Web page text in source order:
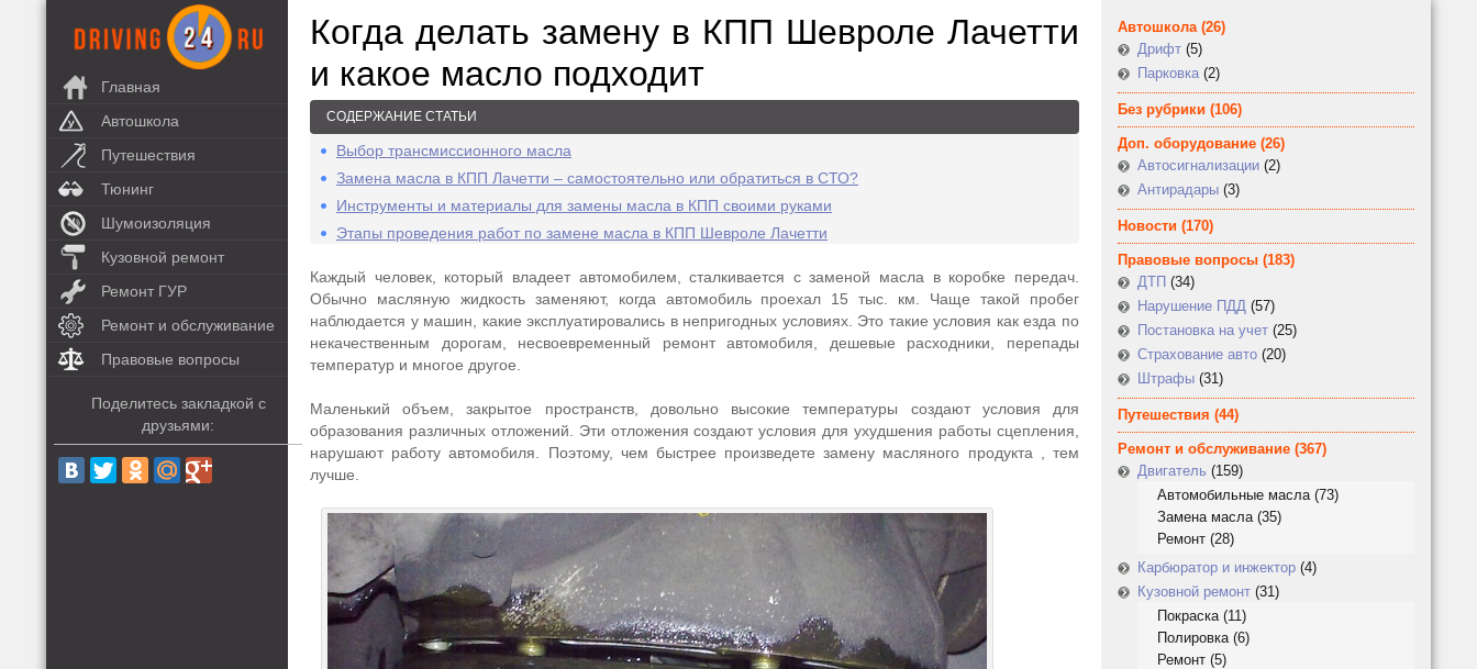
Главная
Автошкола
Путешествия
Тюнинг
Шумоизоляция
Кузовной ремонт
Ремонт ГУР
Ремонт и обслуживание
Правовые вопросы
Поделитесь закладкой с
друзьями:
Когда делать замену в КПП Шевроле Лачетти
и какое масло подходит
СОДЕРЖАНИЕ СТАТЬИ
Выбор трансмиссионного масла
Замена масла в КПП Лачетти – самостоятельно или обратиться в СТО?
Инструменты и материалы для замены масла в КПП своими руками
Этапы проведения работ по замене масла в КПП Шевроле Лачетти
Каждый человек, который владеет автомобилем, сталкивается с заменой масла в коробке передач.
Обычно масляную жидкость заменяют, когда автомобиль проехал 15 тыс. км. Чаще такой пробег
наблюдается у машин, какие эксплуатировались в непригодных условиях. Это такие условия как езда по
некачественным дорогам, несвоевременный ремонт автомобиля, дешевые расходники, перепады
температур и многое другое.
Маленький объем, закрытое пространств, довольно высокие температуры создают условия для
образования различных отложений. Эти отложения создают условия для ухудшения работы сцепления,
нарушают работу автомобиля. Поэтому, чем быстрее произведете замену масляного продукта , тем
лучше.
Автошкола(26)
Дрифт (5)
Парковка (2)
Без рубрики (106)
Доп. оборудование (26)
Автосигнализации (2)
Антирадары (3)
Новости (170)
Правовые вопросы (183)
ДТП (34)
Нарушение ПДД (57)
Постановка на учет (25)
Страхование авто (20)
Штрафы (31)
Путешествия (44)
Ремонт и обслуживание (367)
Двигатель (159)
Автомобильные масла(73)
Замена масла(35)
Ремонт (28)
Карбюратор и инжектор (4)
Кузовной ремонт (31)
Покраска(11)
Полировка(6)
Ремонт (5)